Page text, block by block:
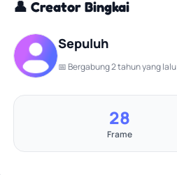
👤 Creator Bingkai
Sepuluh
📅 Bergabung 2 tahun yang lalu
28
Frame